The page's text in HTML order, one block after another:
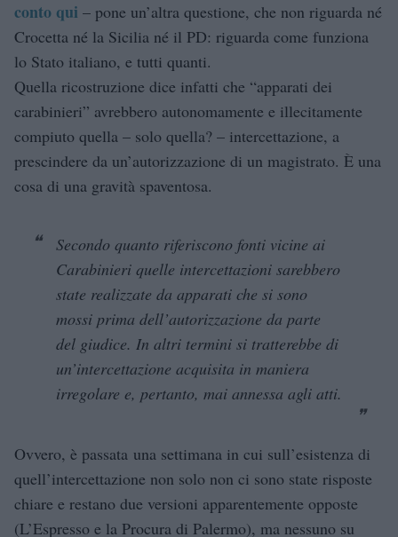
conto qui – pone un’altra questione, che non riguarda né
Crocetta né la Sicilia né il PD: riguarda come funziona
lo Stato italiano, e tutti quanti.
Quella ricostruzione dice infatti che “apparati dei
carabinieri” avrebbero autonomamente e illecitamente
compiuto quella – solo quella? – intercettazione, a
prescindere da un’autorizzazione di un magistrato. È una
cosa di una gravità spaventosa.
Secondo quanto riferiscono fonti vicine ai
Carabinieri quelle intercettazioni sarebbero
state realizzate da apparati che si sono
mossi prima dell’autorizzazione da parte
del giudice. In altri termini si tratterebbe di
un’intercettazione acquisita in maniera
irregolare e, pertanto, mai annessa agli atti.
Ovvero, è passata una settimana in cui sull’esistenza di
quell’intercettazione non solo non ci sono state risposte
chiare e restano due versioni apparentemente opposte
(L’Espresso e la Procura di Palermo), ma nessuno su